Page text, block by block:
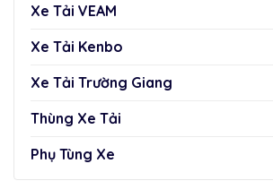
Xe Tải VEAM
Xe Tải Kenbo
Xe Tải Trường Giang
Thùng Xe Tải
Phụ Tùng Xe